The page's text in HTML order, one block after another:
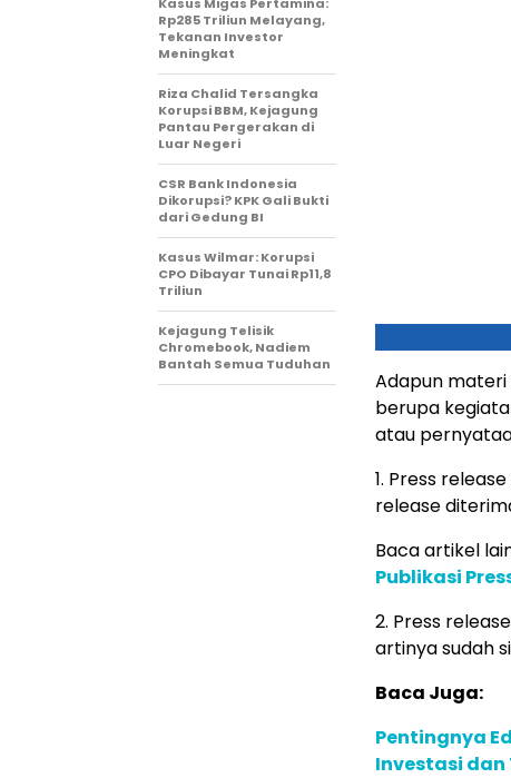
Adapun materi
berupa
atau
1. Press
release
Baca artikel
Publikasi
2. Press
artinya sudah
Baca Juga:
Pentingnya
Investasi
Rp285 Triliun Melayang,
Tekanan Investor
Meningkat
Riza Chalid Tersangka
Korupsi BBM, Kejagung
Pantau Pergerakan di
Luar Negeri
CSR Bank Indonesia
Dikorupsi? KPK Gali Bukti
dari Gedung BI
Kasus Wilmar: Korupsi
CPO Dibayar Tunai Rp11,8
Triliun
Kejagung Telisik
Chromebook, Nadiem
Bantah Semua Tuduhan